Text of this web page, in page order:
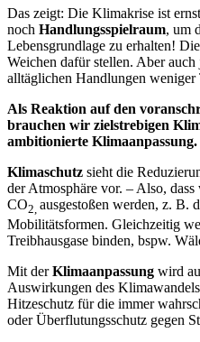
Das zeigt: Die Klimakrise ist
noch Handlungsspielraum, um
Lebensgrundlage zu erhalten!
Weichen dafür stellen. Aber
alltäglichen Handlungen weniger
Als Reaktion auf den
brauchen wir zielstrebigen
ambitionierte Klimaanpassung.
Klimaschutz sieht die
der Atmosphäre vor. – Also,
CO2, ausgestoßen werden, z. B.
Mobilitätsformen. Gleichzeitig
Treibhausgase binden, bspw.
Mit derKlimaanpassung wird
Auswirkungen des
Hitzeschutz für die immer
oder Überflutungsschutz gegen